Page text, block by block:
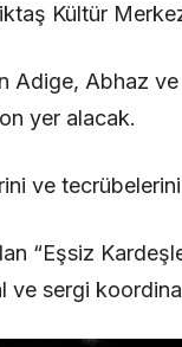
Kültür
Abhaz ve
yer alacak.
ve
“Eşsiz
sergi